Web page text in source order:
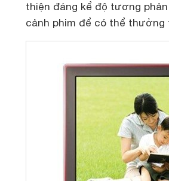
thiện đáng kể độ tương
cảnh phim để có thể